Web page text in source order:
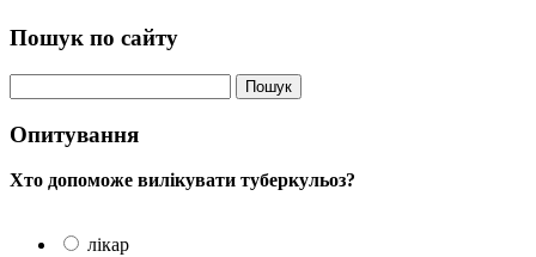
Пошук по сайту
Опитування
Хто допоможе вилікувати туберкульоз?
лікар